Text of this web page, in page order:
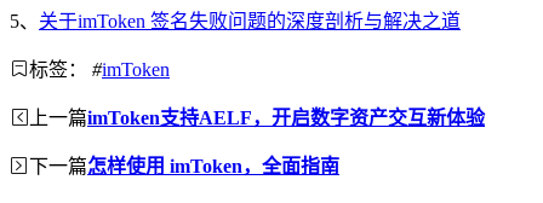
5、 关于imToken 签名失败问题的深度剖析与解决之道
标签： #imToken
上一篇imToken支持AELF，开启数字资产交互新体验
下一篇怎样使用 imToken，全面指南